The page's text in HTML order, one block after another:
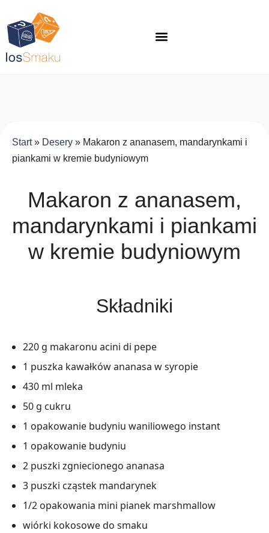
Start» Desery » Makaron z ananasem, mandarynkami i
piankami w kremie budyniowym
Makaron z ananasem,
mandarynkami i piankami
w kremie budyniowym
Składniki
220 g makaronu acini di pepe
1 puszka kawałków ananasa w syropie
430 ml mleka
50 g cukru
1 opakowanie budyniu waniliowego instant
1 opakowanie budyniu
2 puszki zgniecionego ananasa
3 puszki cząstek mandarynek
1/2 opakowania mini pianek marshmallow
wiórki kokosowe do smaku